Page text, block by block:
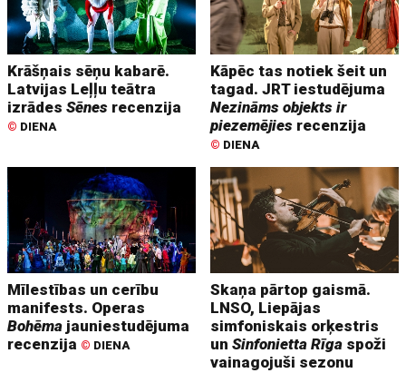
Krāšņais sēņu kabarē.
Latvijas Leļļu teātra
izrādesSēnes recenzija
© DIENA
Kāpēc tas notiek šeit un
tagad. JRT iestudējuma
Nezināms objekts ir
piezemējies recenzija
© DIENA
Mīlestības un cerību
manifests. Operas
Bohēma jauniestudējuma
recenzija © DIENA
Skaņa pārtop gaismā.
LNSO, Liepājas
simfoniskais orķestris
unSinfonietta Rīga spoži
vainagojuši sezonu